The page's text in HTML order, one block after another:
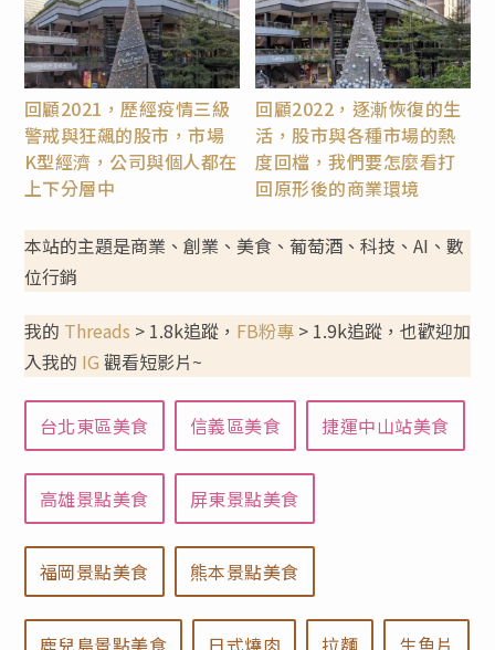
回顧2021，歷經疫情三級
警戒與狂飆的股市，市場
K型經濟，公司與個人都在
上下分層中
回顧2022，逐漸恢復的生
活，股市與各種市場的熱
度回檔，我們要怎麼看打
回原形後的商業環境
本站的主題是商業、創業、美食、葡萄酒、科技、AI、數
位行銷
我的 Threads > 1.8k追蹤， FB粉專> 1.9k追蹤，也歡迎加
入我的 IG 觀看短影片~
台北東區美食 信義區美食 捷運中山站美食
高雄景點美食 屏東景點美食
福岡景點美食 熊本景點美食
鹿兒島景點美食 日式燒肉 拉麵 生魚片